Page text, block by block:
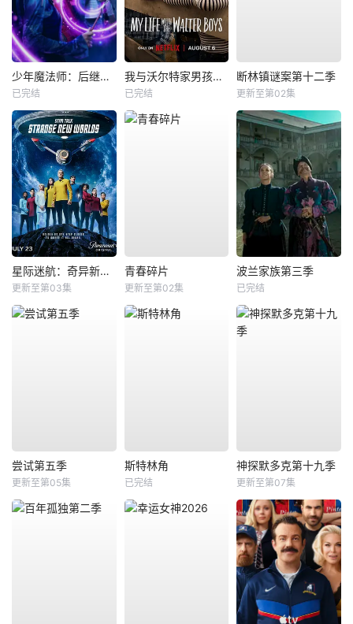
少年魔法师：后继者第三季
已完结
我与沃尔特家男孩的生活第三季
已完结
断林镇谜案第十二季
更新至第02集
星际迷航：奇异新世界第四季
更新至第03集
青春碎片
更新至第02集
波兰家族第三季
已完结
尝试第五季
更新至第05集
斯特林角
已完结
神探默多克第十九季
更新至第07集